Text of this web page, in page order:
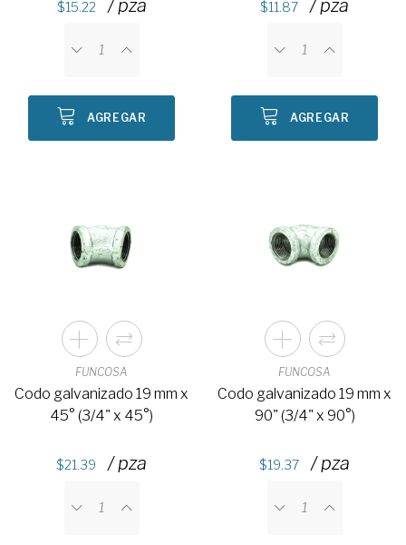
15.22 / pza
AGREGAR
11.87 / pza
AGREGAR
FUNCOSA
Codo galvanizado 19 mm x
45° (3/4" x 45°)
21.39 / pza
FUNCOSA
Codo galvanizado 19 mm x
90" (3/4" x 90°)
19.37 / pza